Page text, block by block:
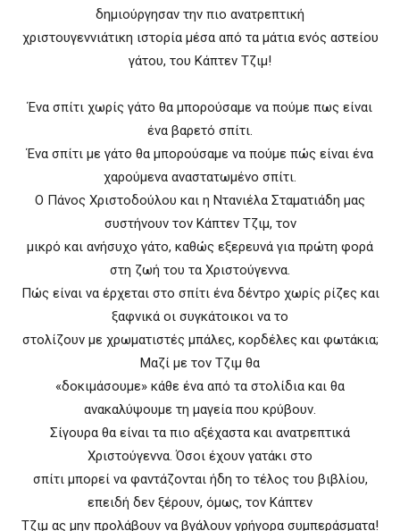
δημιούργησαν την πιο ανατρεπτική
χριστουγεννιάτικη ιστορία μέσα από τα μάτια ενός αστείου
γάτου, του Κάπτεν Τζιμ!
Ένα σπίτι χωρίς γάτο θα μπορούσαμε να πούμε πως είναι
ένα βαρετό σπίτι.
Ένα σπίτι με γάτο θα μπορούσαμε να πούμε πώς είναι ένα
χαρούμενα αναστατωμένο σπίτι.
Ο Πάνος Χριστοδούλου και η Ντανιέλα Σταματιάδη μας
συστήνουν τον Κάπτεν Τζιμ, τον
μικρό και ανήσυχο γάτο, καθώς εξερευνά για πρώτη φορά
στη ζωή του τα Χριστούγεννα.
Πώς είναι να έρχεται στο σπίτι ένα δέντρο χωρίς ρίζες και
ξαφνικά οι συγκάτοικοι να το
στολίζουν με χρωματιστές μπάλες, κορδέλες και φωτάκια;
Μαζί με τον Τζιμ θα
«δοκιμάσουμε» κάθε ένα από τα στολίδια και θα
ανακαλύψουμε τη μαγεία που κρύβουν.
Σίγουρα θα είναι τα πιο αξέχαστα και ανατρεπτικά
Χριστούγεννα. Όσοι έχουν γατάκι στο
σπίτι μπορεί να φαντάζονται ήδη το τέλος του βιβλίου,
επειδή δεν ξέρουν, όμως, τον Κάπτεν
Τζιμ ας μην προλάβουν να βγάλουν γρήγορα συμπεράσματα!